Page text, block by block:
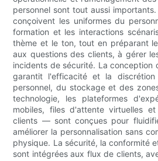
personnel sont tout aussi
conçoivent les uniformes du
formation et les interactions
thème et le ton, tout en préparant
aux questions des clients, à gérer
incidents de sécurité. La conception
garantit l'efficacité et la
personnel, du stockage et des
technologie, les plateformes
mobiles, files d'attente virtuelles
clients — sont conçues pour
améliorer la personnalisation sans
physique. La sécurité, la conformité
sont intégrées aux flux de clients,